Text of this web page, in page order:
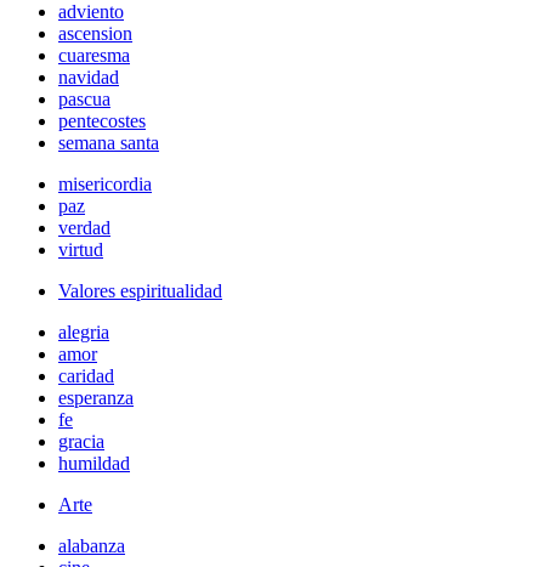
adviento
ascension
cuaresma
navidad
pascua
pentecostes
semana santa
misericordia
paz
verdad
virtud
Valores espiritualidad
alegria
amor
caridad
esperanza
fe
gracia
humildad
Arte
alabanza